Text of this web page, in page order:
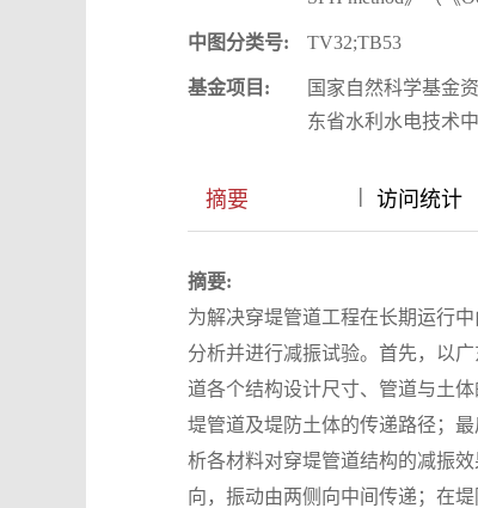
中图分类号: TV32;TB53
基金项目:
国家自然科学基金
东省水利水电技术
摘要 || 访问统计
摘要:
为解决穿堤管道工程在长期运行
分析并进行减振试验。首先，以
道各个结构设计尺寸、管道与土
堤管道及堤防土体的传递路径；
析各材料对穿堤管道结构的减振
向，振动由两侧向中间传递；在